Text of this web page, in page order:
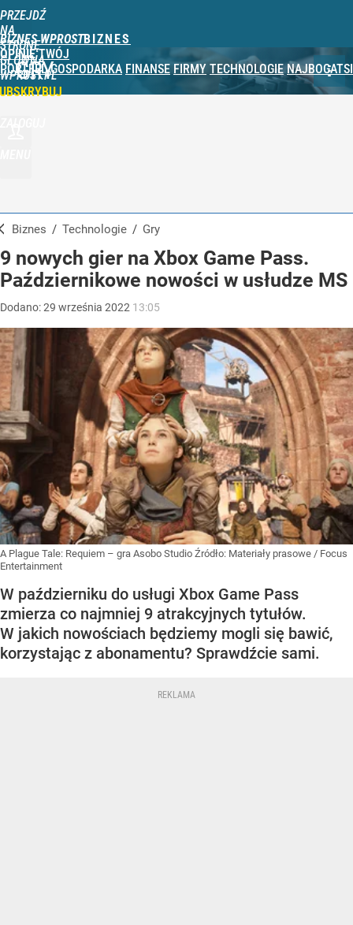
PRZEJDŹ
NA
STRONĘ
GŁÓWNĄ
WPROST.PL
BIZNES WPROST
OPINIE TWÓJ
PORTFEL GOSPODARKA FINANSE FIRMY TECHNOLOGIE NAJBOGATSI
GRY
Biznes / Technologie / Gry
9 nowych gier na Xbox Game Pass.
Październikowe nowości w usłudze MS
Dodano:29 września 2022 13:05
A Plague Tale: Requiem – gra Asobo Studio Źródło: Materiały prasowe / Focus
Entertainment
W październiku do usługi Xbox Game Pass
zmierza co najmniej 9 atrakcyjnych tytułów.
W jakich nowościach będziemy mogli się bawić,
korzystając z abonamentu? Sprawdźcie sami.